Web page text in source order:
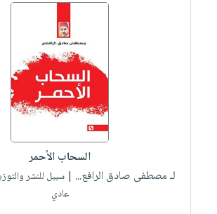
السحاب الأحمر
لـ مصطفى صادق الرافع... | سبيل للنشر
عادي